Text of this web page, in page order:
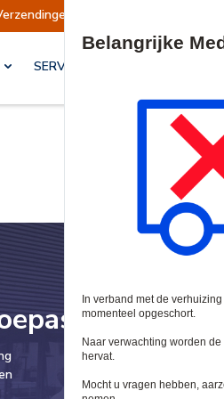
Verzendingen worden op dinsdag
SERVICES & OPLOSSINGEN